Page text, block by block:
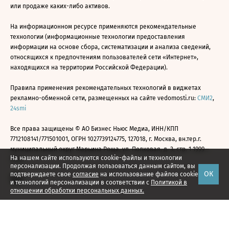
На нашем сайте используются cookie-файлы и технологии
персонализации. Продолжая пользоваться данным сайтом, вы
подтверждаете свое согласие на использование файлов cookie
и технологий персонализации в соответствии с Политикой в
отношении обработки персональных данных.
ОК
или продаже каких-либо активов.
На информационном ресурсе применяются рекомендательные
технологии (информационные технологии предоставления
информации на основе сбора, систематизации и анализа сведений,
относящихся к предпочтениям пользователей сети «Интернет»,
находящихся на территории Российской Федерации).
Правила применения рекомендательных технологий в виджетах
рекламно-обменной сети, размещенных на сайте vedomosti.ru: СМИ2,
24smi
Все права защищены © АО Бизнес Ньюс Медиа, ИНН/КПП
7712108141/771501001, ОГРН 1027739124775, 127018, г. Москва, вн.тер.г.
муниципальный округ Марьина Роща, ул. Полковая, д. 3, стр. 1 1999—
2026